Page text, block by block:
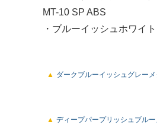
MT-10 SP ABS
・ブルーイッシュホワイ
ダークブルーイッシュグレー
ディープパープリッシュブル